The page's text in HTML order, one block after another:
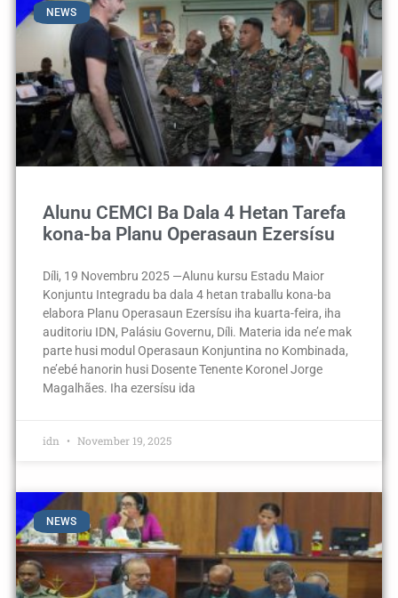
NEWS
Alunu CEMCI Ba Dala 4 Hetan Tarefa
kona-ba Planu Operasaun Ezersísu
Díli, 19 Novembru 2025 —Alunu kursu Estadu Maior
Konjuntu Integradu ba dala 4 hetan traballu kona-ba
elabora Planu Operasaun Ezersísu iha kuarta-feira, iha
auditoriu IDN, Palásiu Governu, Díli. Materia ida ne’e mak
parte husi modul Operasaun Konjuntina no Kombinada,
ne’ebé hanorin husi Dosente Tenente Koronel Jorge
Magalhães. Iha ezersísu ida
idn November 19, 2025
NEWS